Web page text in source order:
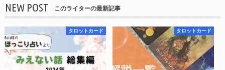
NEW POST このライターの最新記事
タロットカード タロットカード